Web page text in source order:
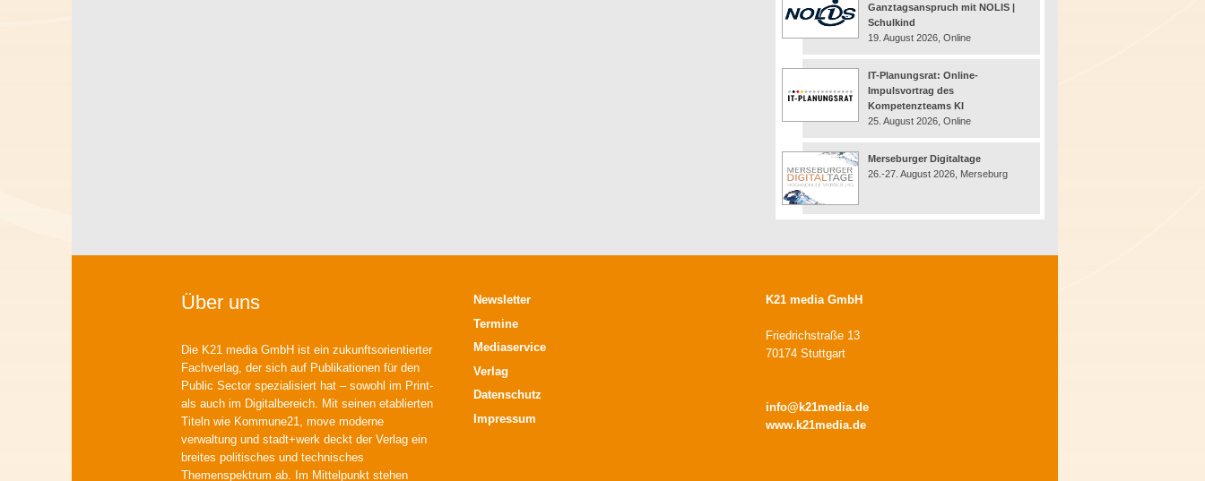
Ganztagsanspruch mit NOLIS |
Schulkind
19. August 2026, Online
IT-Planungsrat: Online-
Impulsvortrag des
Kompetenzteams KI
25. August 2026, Online
Merseburger Digitaltage
26.-27. August 2026, Merseburg
Über uns
Die K21 media GmbH ist ein zukunftsorientierter
Fachverlag, der sich auf Publikationen für den
Public Sector spezialisiert hat – sowohl im Print-
als auch im Digitalbereich. Mit seinen etablierten
Titeln wie Kommune21, move moderne
verwaltung und stadt+werk deckt der Verlag ein
breites politisches und technisches
Themenspektrum ab. Im Mittelpunkt stehen
Newsletter
Termine
Mediaservice
Verlag
Datenschutz
Impressum
K21 media GmbH
Friedrichstraße 13
70174 Stuttgart
info@k21media.de
www.k21media.de